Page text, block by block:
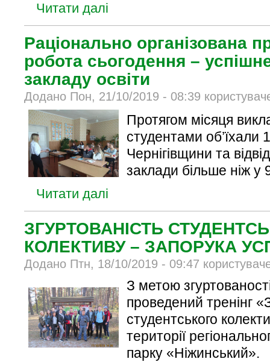
Читати далі
Раціонально організована
робота сьогодення –
закладу освіти
Додано Пон, 21/10/2019 - 08:39
Протягом місяця
студентами об’їхали
Чернігівщини та
заклади більше ніж у
Читати далі
ЗГУРТОВАНІСТЬ
КОЛЕКТИВУ – ЗАПОРУКА
Додано Птн, 18/10/2019 - 09:47
З метою
проведений тренінг
студентського
території
парку «Ніжинський».